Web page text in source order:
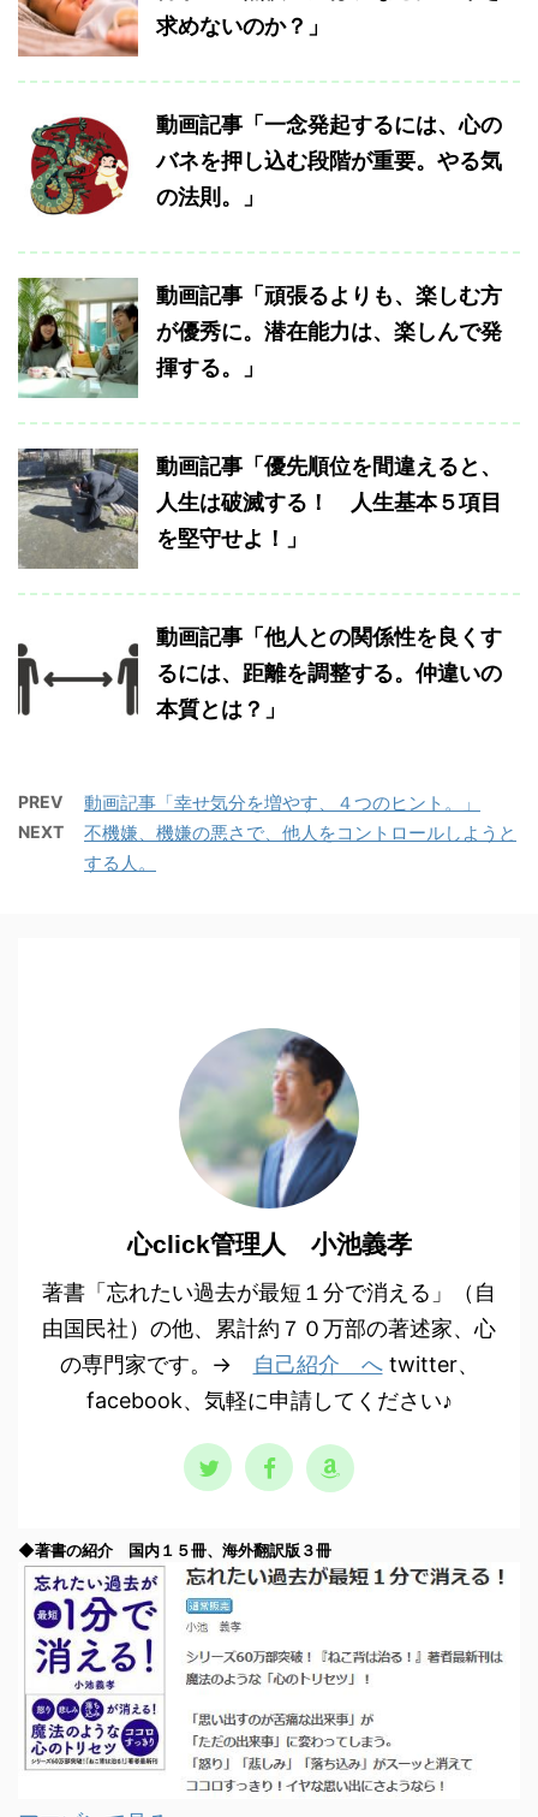
求めないのか？」
動画記事「一念発起するには、心の
バネを押し込む段階が重要。やる気
の法則。」
動画記事「頑張るよりも、楽しむ方
が優秀に。潜在能力は、楽しんで発
揮する。」
動画記事「優先順位を間違えると、
人生は破滅する！ 人生基本５項目
を堅守せよ！」
動画記事「他人との関係性を良くす
るには、距離を調整する。仲違いの
本質とは？」
PREV 動画記事「幸せ気分を増やす、４つのヒント。」
NEXT
不機嫌、機嫌の悪さで、他人をコントロールしようと
する人。
心click管理人 小池義孝
著書「忘れたい過去が最短１分で消える」（自
由国民社）の他、累計約７０万部の著述家、心
の専門家です。→
自己紹介 へtwitter、
facebook、気軽に申請してください♪
◆著書の紹介 国内１５冊、海外翻訳版３冊